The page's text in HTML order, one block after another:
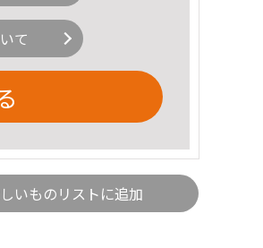
て
いものリストに追加